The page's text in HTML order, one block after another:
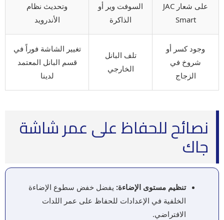
على شعار JAC
Smart
السوفت وير أو
الذاكرة
وتحديث نظام
الأندرويد
وجود كسر أو
شروخ في
الزجاج
تلف البانل
الخارجي
تغيير الشاشة فوراً في
قسم البانل المعتمد
لدينا
نصائح للحفاظ على عمر شاشة
جاك
تنظيم مستوى الإضاءة: يفضل خفض سطوع الإضاءة
الخلفية في الإعدادات للحفاظ على عمر اللدات
الافتراضي.